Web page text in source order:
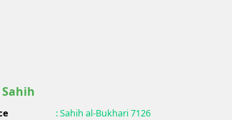
Sahih
:Sahih al-Bukhari7126